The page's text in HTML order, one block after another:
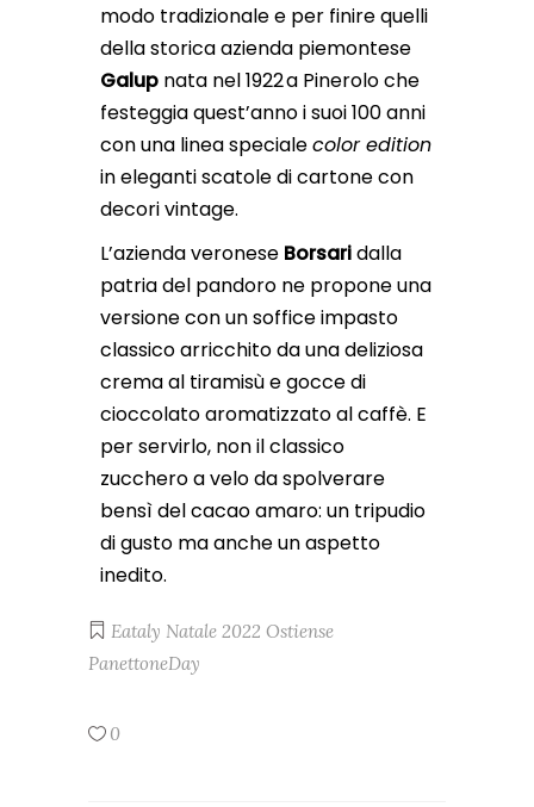
modo tradizionale e per finire quelli
della storica azienda piemontese
Galup nata nel 1922 a Pinerolo che
festeggia quest’anno i suoi 100 anni
con una linea specialecolor edition
in eleganti scatole di cartone con
decori vintage.
L’azienda veronese Borsaridalla
patria del pandoro ne propone una
versione con un soffice impasto
classico arricchito da una deliziosa
crema al tiramisù e gocce di
cioccolato aromatizzato al caffè. E
per servirlo, non il classico
zucchero a velo da spolverare
bensì del cacao amaro: un tripudio
di gusto ma anche un aspetto
inedito.
Eataly Natale 2022 Ostiense
PanettoneDay
0